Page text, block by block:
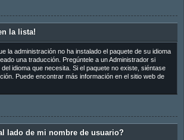
la lista!
la administración no ha instalado el paquete de su idioma
una traducción. Pregúntele a un Administrador si
idioma que necesita. Si el paquete no existe, siéntase
Puede encontrar más información en el sitio web de
lado de mi nombre de usuario?